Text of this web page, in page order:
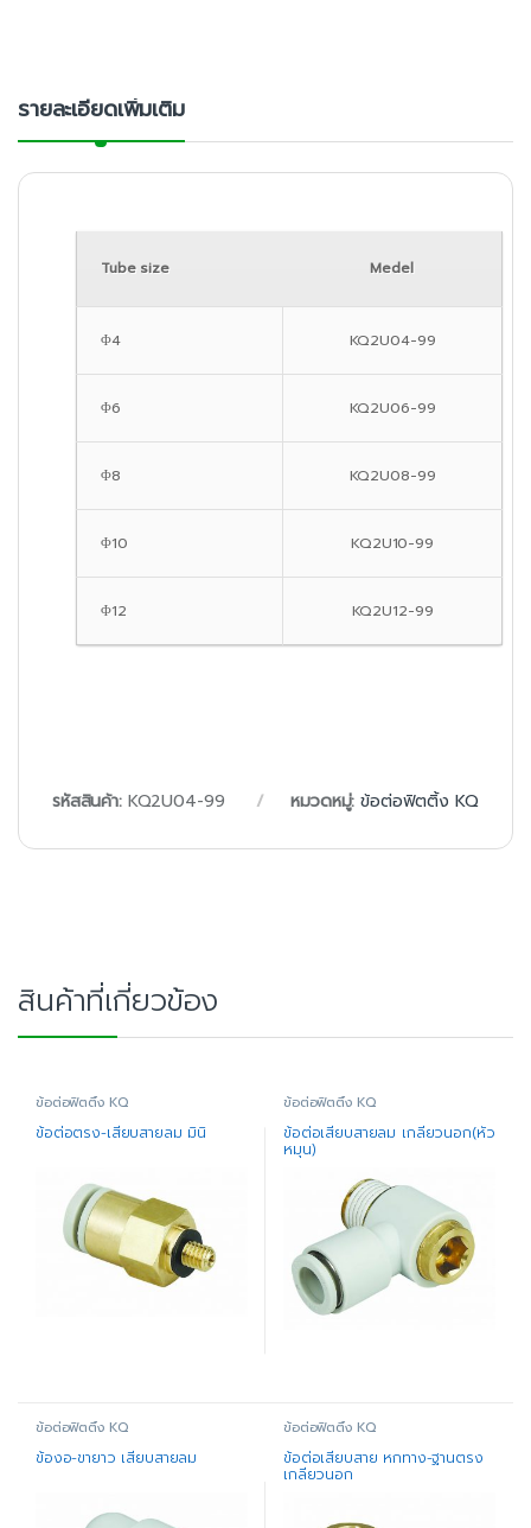
รายละเอียดเพิ่มเติม
Tube size Medel
Φ4 KQ2U04-99
Φ6 KQ2U06-99
Φ8 KQ2U08-99
Φ10 KQ2U10-99
Φ12 KQ2U12-99
รหัสสินค้า: KQ2U04-99 หมวดหมู่:ข้อต่อฟิตติ้ง KQ
สินค้าที่เกี่ยวข้อง
ข้อต่อฟิตติ้ง KQ
ข้อต่อตรง-เสียบสายลม มินิ
ข้อต่อฟิตติ้ง KQ
ข้อต่อเสียบสายลม เกลียวนอก(หัว
หมุน)
ข้อต่อฟิตติ้ง KQ
ข้องอ-ขายาว เสียบสายลม
ข้อต่อฟิตติ้ง KQ
ข้อต่อเสียบสาย หกทาง-ฐานตรง
เกลียวนอก